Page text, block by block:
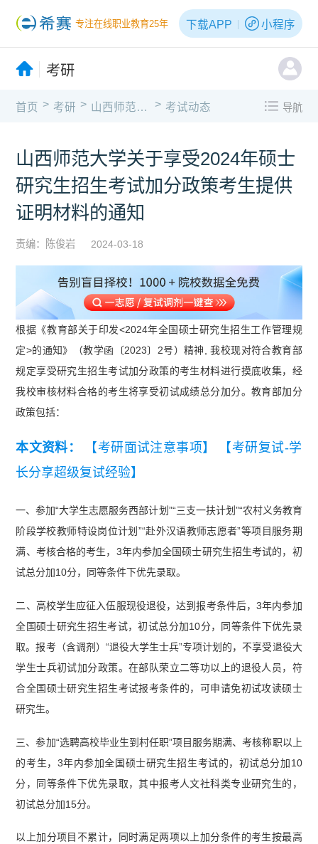
专注在线职业教育25年 下载APP 小程序
考研
首页 > 考研 > 山西师范大学 > 考试动态 导航
山西师范大学关于享受2024年硕士
研究生招生考试加分政策考生提供
证明材料的通知
责编：陈俊岩 2024-03-18
根据《教育部关于印发<2024年全国硕士研究生招生工作管理规
定>的通知》（教学函〔2023〕2号）精神, 我校现对符合教育部
规定享受研究生招生考试加分政策的考生材料进行摸底收集，经
我校审核材料合格的考生将享受初试成绩总分加分。教育部加分
政策包括：
本文资料： 【考研面试注意事项】
【考研复试-学
长分享超级复试经验】
一、参加“大学生志愿服务西部计划”“三支一扶计划”“农村义务教育
阶段学校教师特设岗位计划”“赴外汉语教师志愿者”等项目服务期
满、考核合格的考生，3年内参加全国硕士研究生招生考试的，初
试总分加10分，同等条件下优先录取。
二、高校学生应征入伍服现役退役，达到报考条件后，3年内参加
全国硕士研究生招生考试，初试总分加10分，同等条件下优先录
取。报考（含调剂）“退役大学生士兵”专项计划的，不享受退役大
学生士兵初试加分政策。在部队荣立二等功以上的退役人员，符
合全国硕士研究生招生考试报考条件的，可申请免初试攻读硕士
研究生。
三、参加“选聘高校毕业生到村任职”项目服务期满、考核称职以上
的考生，3年内参加全国硕士研究生招生考试的，初试总分加10
分，同等条件下优先录取，其中报考人文社科类专业研究生的，
初试总分加15分。
以上加分项目不累计，同时满足两项以上加分条件的考生按最高